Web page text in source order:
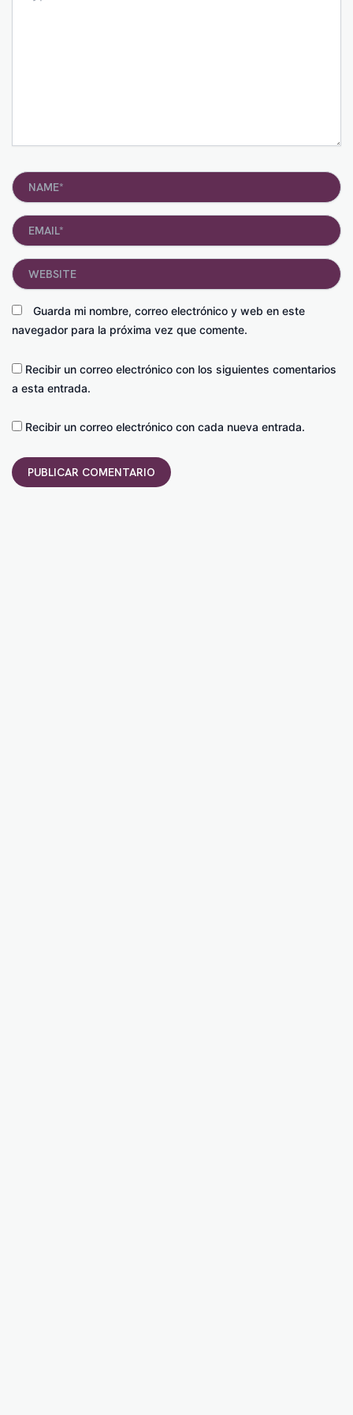
Name*
Email*
Guarda mi nombre, correo electrónico y web en este
navegador para la próxima vez que comente.
Website
Recibir un correo electrónico con los siguientes comentarios
a esta entrada.
Recibir un correo electrónico con cada nueva entrada.